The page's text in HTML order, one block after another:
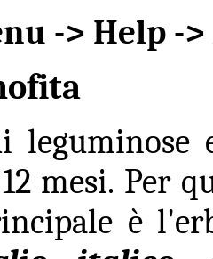
-> Help -
mesi. Per
è